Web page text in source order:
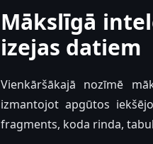
Mākslīgā
izejas datiem
Vienkāršākajā nozīmē
izmantojot apgūtos
fragments, koda rinda,